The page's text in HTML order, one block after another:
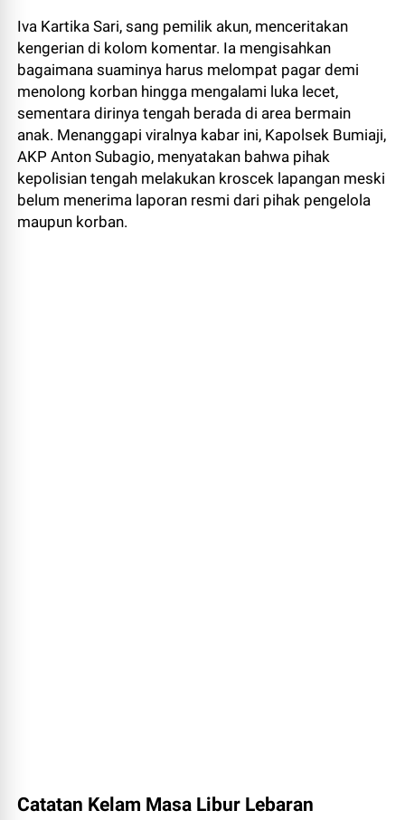
Iva Kartika Sari, sang pemilik akun, menceritakan
kengerian di kolom komentar. Ia mengisahkan
bagaimana suaminya harus melompat pagar demi
menolong korban hingga mengalami luka lecet,
sementara dirinya tengah berada di area bermain
anak. Menanggapi viralnya kabar ini, Kapolsek Bumiaji,
AKP Anton Subagio, menyatakan bahwa pihak
kepolisian tengah melakukan kroscek lapangan meski
belum menerima laporan resmi dari pihak pengelola
maupun korban.
Catatan Kelam Masa Libur Lebaran